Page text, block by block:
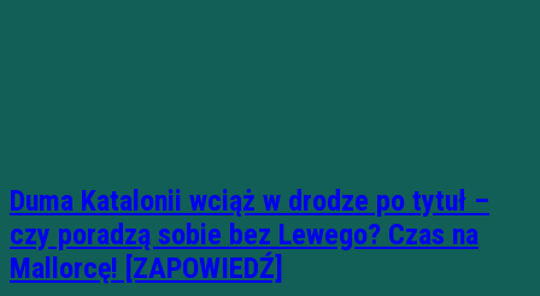
Duma Katalonii wciąż w drodze po tytuł –
czy poradzą sobie bez Lewego? Czas na
Mallorcę! [ZAPOWIEDŹ]